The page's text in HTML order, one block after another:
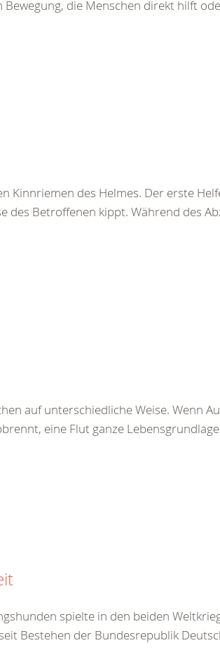
die Menschen direkt hilft
Kinnriemen des Helmes. Der erste
des Betroffenen kippt. Während des
auf unterschiedliche Weise. Wenn
eine Flut ganze
spielte in den beiden
Bestehen der Bundesrepublik